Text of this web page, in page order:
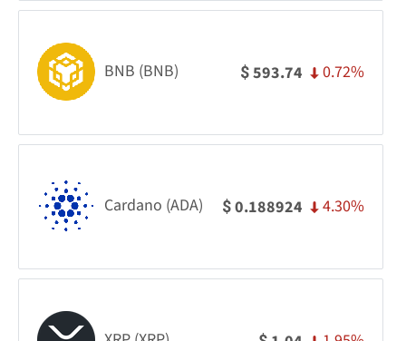
BNB (BNB) $593.74 0.72%
Cardano (ADA) $0.188924 4.30%